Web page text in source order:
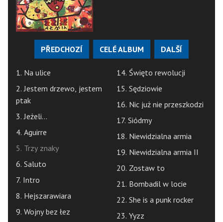
PŘEDCHOZÍ CELÉ ALBUM DALŠÍ
1. Na ulice
2. Jestem drzewo, jestem
ptak
3. Jeżeli...
4. Aguirre
5. Trzy znaky
6. Saluto
7. Intro
8. Hejszarawiara
9. Wojny bez łez
14. Święto rewolucji
15. Sędziowie
16. Nic już nie przeszkodzi
17. Siódmy
18. Niewidzialna armia
19. Niewidzialna armia II
20. Zostaw to
21. Bombadil w locie
22. She is a punk rocker
23. Yyzz